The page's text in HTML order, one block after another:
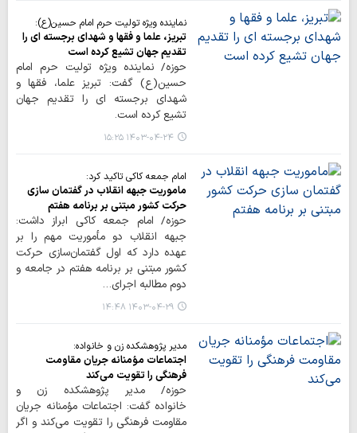
نماینده ویژه تولیت حرم امام حسین(ع):
تبریز، علما و فقها و شهدای برجسته ای را
تقدیم جهان تشیع کرده است
حوزه/ نماینده ویژه تولیت حرم امام
حسین(ع) گفت: تبریز علما، فقها و
شهدای برجسته ای را تقدیم جهان
تشیع کرده است.
۱۴۰۳-۰۴-۲۴ ۱۵:۲۵
امام جمعه کاکی تاکید کرد:
ماموریت جبهه انقلاب در گفتمان سازی
حرکت کشور مبتنی بر برنامه هفتم
حوزه/ امام جمعه کاکی ابراز داشت:
جبهه انقلاب دو مأموریت مهم را بر
عهده دارد که اول گفتمان‌سازی حرکت
کشور مبتنی بر برنامه هفتم در جامعه و
دوم مطالبه اجرای…
۱۴۰۳-۰۴-۲۹ ۱۴:۴۸
مدیر پژوهشکده زن و خانواده:
اجتماعات مؤمنانه جریان مقاومت
فرهنگی را تقویت می‌کند
حوزه/ مدیر پژوهشکده زن و
خانواده گفت: اجتماعات مؤمنانه جریان
مقاومت فرهنگی را تقویت می‌کند و اگر